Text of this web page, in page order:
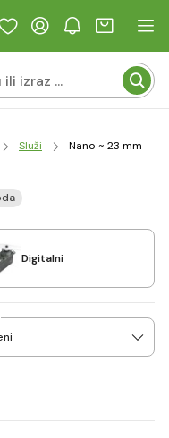
Služi Nano ~ 23 mm
Digitalni